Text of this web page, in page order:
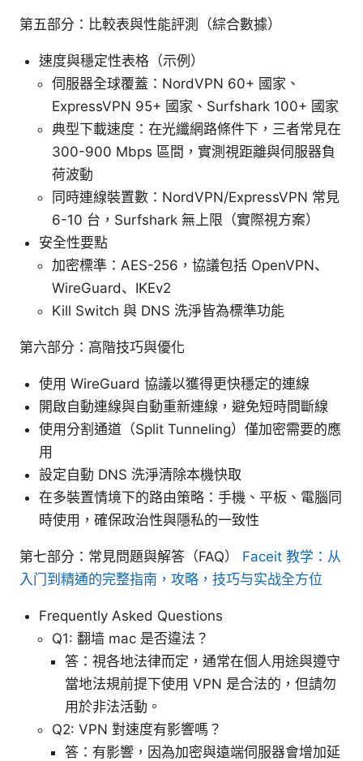
第五部分：比較表與性能評測（綜合數據）
速度與穩定性表格（示例）
伺服器全球覆蓋：NordVPN 60+ 國家、
ExpressVPN 95+ 國家、Surfshark 100+ 國家
典型下載速度：在光纖網路條件下，三者常見在
300-900 Mbps 區間，實測視距離與伺服器負
荷波動
同時連線裝置數：NordVPN/ExpressVPN 常見
6-10 台，Surfshark 無上限（實際視方案）
安全性要點
加密標準：AES-256，協議包括 OpenVPN、
WireGuard、IKEv2
Kill Switch 與 DNS 洗淨皆為標準功能
第六部分：高階技巧與優化
使用 WireGuard 協議以獲得更快穩定的連線
開啟自動連線與自動重新連線，避免短時間斷線
使用分割通道（Split Tunneling）僅加密需要的應
用
設定自動 DNS 洗淨清除本機快取
在多裝置情境下的路由策略：手機、平板、電腦同
時使用，確保政治性與隱私的一致性
第七部分：常見問題與解答（FAQ） Faceit 教学：从
入门到精通的完整指南，攻略，技巧与实战全方位
Frequently Asked Questions
Q1: 翻墙 mac 是否違法？
答：視各地法律而定，通常在個人用途與遵守
當地法規前提下使用 VPN 是合法的，但請勿
用於非法活動。
Q2: VPN 對速度有影響嗎？
答：有影響，因為加密與遠端伺服器會增加延